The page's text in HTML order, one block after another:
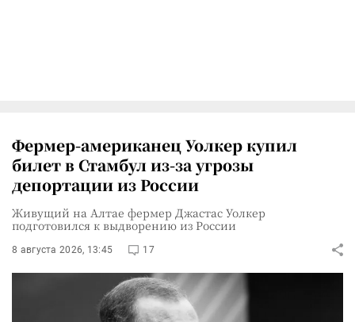
Фермер-американец Уолкер купил
билет в Стамбул из-за угрозы
депортации из России
Живущий на Алтае фермер Джастас Уолкер
подготовился к выдворению из России
8 августа 2026, 13:45 17